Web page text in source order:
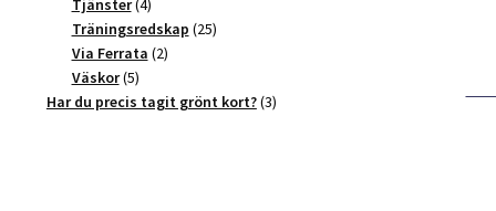
Tjänster 4
produkter
Träningsredskap 2525
Via Ferrata 22
Väskor 55
produkter
Har du precis tagit grönt kort? 33